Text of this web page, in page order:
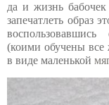
да и жизнь
запечатлеть образ
(коими обучены
в виде маленькой